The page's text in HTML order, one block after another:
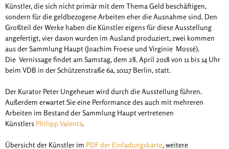
Künstler, die sich nicht primär mit dem Thema Geld beschäftigen,
sondern für die geldbezogene Arbeiten eher die Ausnahme sind. Den
Großteil der Werke haben die Künstler eigens für diese Ausstellung
angefertigt, vier davon wurden im Ausland produziert, zwei kommen
aus der Sammlung Haupt (Joachim Froese und Virginie Mossé).
Die Vernissage findet am Samstag, dem 28. April 2018 von 11 bis 14 Uhr
beim VDB in der Schützenstraße 6a, 10117 Berlin, statt.
Der Kurator Peter Ungeheuer wird durch die Ausstellung führen.
Außerdem erwartet Sie eine Performance des auch mit mehreren
Arbeiten im Bestand der Sammlung Haupt vertretenen
Künstlers Philipp Valenta.
Übersicht der Künstler im PDF der Einladungskarte, weitere